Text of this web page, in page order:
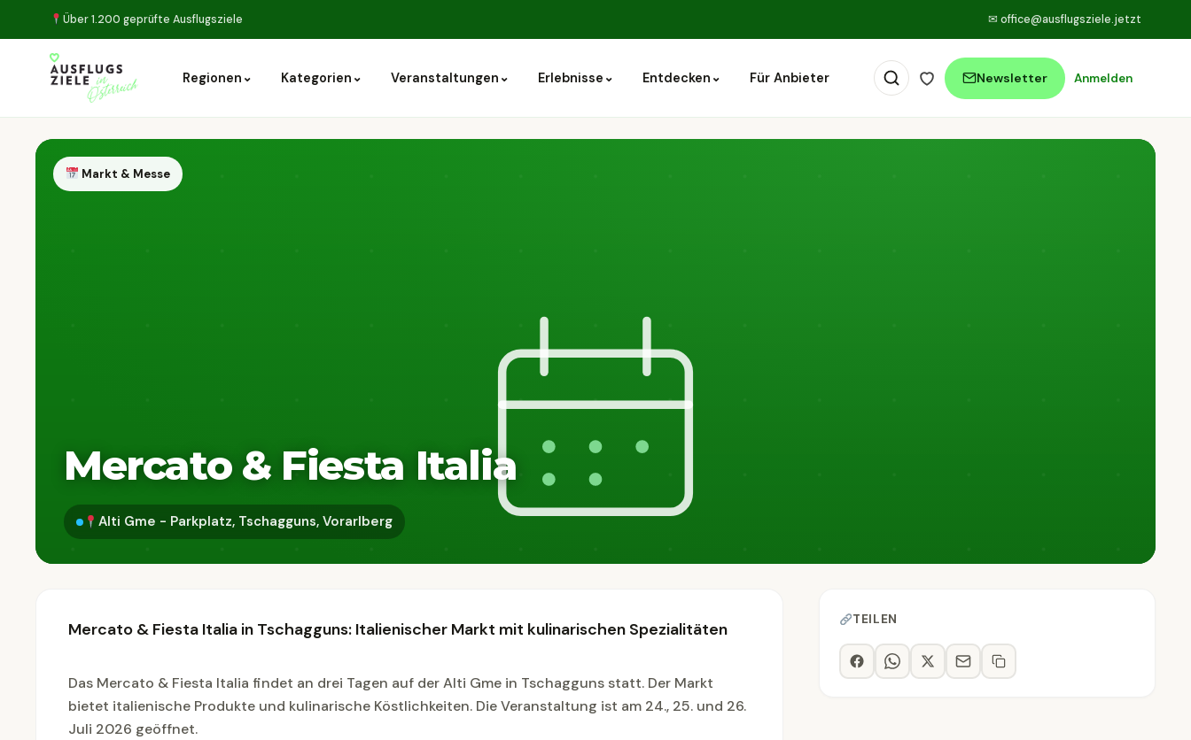
Über 1.200 geprüfte Ausflugsziele ✉ office@ausflugsziele.jetzt
Regionen ⌄ Kategorien ⌄ Veranstaltungen ⌄ Erlebnisse ⌄ Entdecken ⌄ Für Anbieter Newsletter Anmelden
Markt & Messe
Mercato & Fiesta Italia
Alti Gme - Parkplatz, Tschagguns, Vorarlberg
Mercato & Fiesta Italia in Tschagguns: Italienischer Markt mit kulinarischen Spezialitäten
Das Mercato & Fiesta Italia findet an drei Tagen auf der Alti Gme in Tschagguns statt. Der Markt
bietet italienische Produkte und kulinarische Köstlichkeiten. Die Veranstaltung ist am 24., 25. und 26.
Juli 2026 geöffnet.
TEILEN